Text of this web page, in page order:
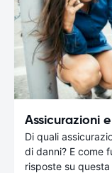
Assicurazioni
Di quali
di danni? E come
risposte su